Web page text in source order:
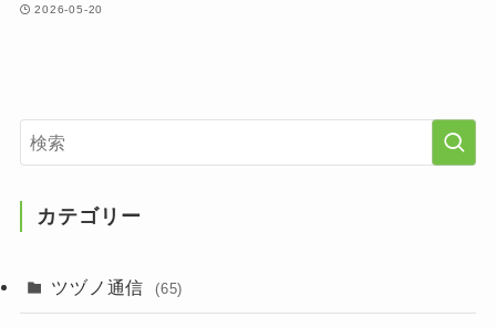
2026-05-20
カテゴリー
ツヅノ通信 (65)